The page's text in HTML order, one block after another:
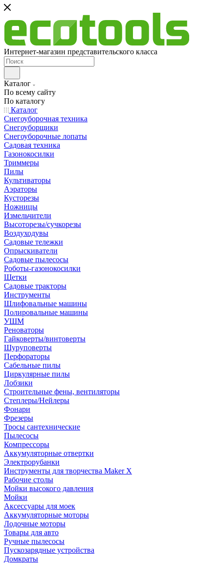
Интернет-магазин представительского класса
Каталог
По всему сайту
По каталогу
Каталог
Снегоуборочная техника
Снегоуборщики
Снегоуборочные лопаты
Садовая техника
Газонокосилки
Триммеры
Пилы
Культиваторы
Аэраторы
Кусторезы
Ножницы
Измельчители
Высоторезы/сучкорезы
Воздуходувы
Садовые тележки
Опрыскиватели
Садовые пылесосы
Роботы-газонокосилки
Щетки
Садовые тракторы
Инструменты
Шлифовальные машины
Полировальные машины
УШМ
Реноваторы
Гайковерты/винтоверты
Шуруповерты
Перфораторы
Сабельные пилы
Циркулярные пилы
Лобзики
Строительные фены, вентиляторы
Степлеры/Нейлеры
Фонари
Фрезеры
Тросы сантехнические
Пылесосы
Компрессоры
Аккумуляторные отвертки
Электрорубанки
Инструменты для творчества Maker X
Рабочие столы
Мойки высокого давления
Мойки
Аксессуары для моек
Аккумуляторные моторы
Лодочные моторы
Товары для авто
Ручные пылесосы
Пускозарядные устройства
Домкраты